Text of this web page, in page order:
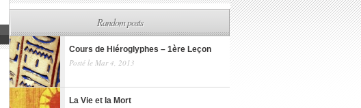
Random posts
Cours de Hiéroglyphes – 1ère Leçon
Posté le Mar 4, 2013
La Vie et la Mort